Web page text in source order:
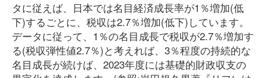
タに従えば、日本では名目経済成長率が1％増加(低
下)するごとに、税収は2.7％増加(低下)しています。
データに従って、1％の名目成長で税収が2.7％増加す
る(税収弾性値2.7％)と考えれば、3％程度の持続的な
名目成長が続けば、2023年度には基礎的財政収支の